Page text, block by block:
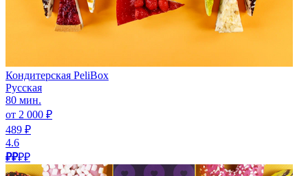
Кондитерская PeliBox
Русская
80 мин.
от 2 000 ₽
489 ₽
4.6
₽₽₽₽